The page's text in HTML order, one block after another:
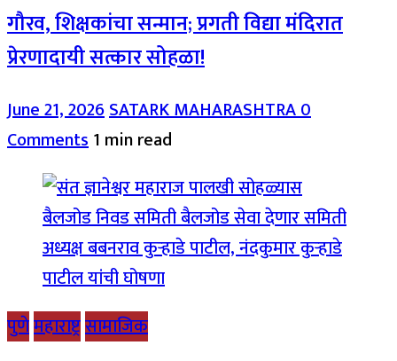
गौरव, शिक्षकांचा सन्मान; प्रगती विद्या मंदिरात
प्रेरणादायी सत्कार सोहळा!
June 21, 2026SATARK MAHARASHTRA0
Comments1 min read
पुणेमहाराष्ट्रसामाजिक